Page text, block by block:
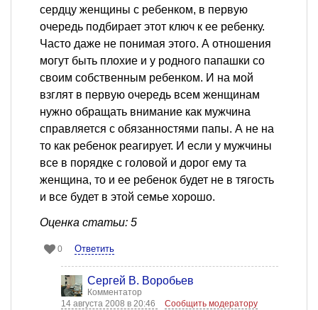
сердцу женщины с ребенком, в первую
очередь подбирает этот ключ к ее ребенку.
Часто даже не понимая этого. А отношения
могут быть плохие и у родного папашки со
своим собственным ребенком. И на мой
взглят в первую очередь всем женщинам
нужно обращать внимание как мужчина
справляется с обязанностями папы. А не на
то как ребенок реагирует. И если у мужчины
все в порядке с головой и дорог ему та
женщина, то и ее ребенок будет не в тягость
и все будет в этой семье хорошо.
Оценка статьи: 5
0 Ответить
Сергей В. Воробьев
Комментатор
14 августа 2008 в 20:46
Сообщить модератору